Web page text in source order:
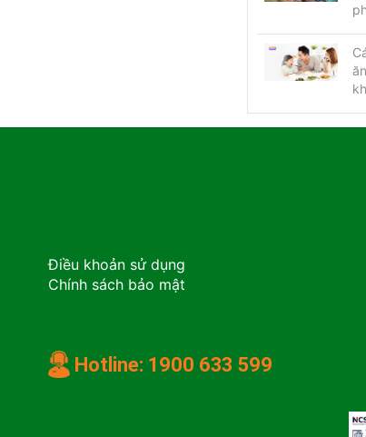
Điều khoản sử dụng
Chính sách bảo mật
Hotline: 1900 633 599